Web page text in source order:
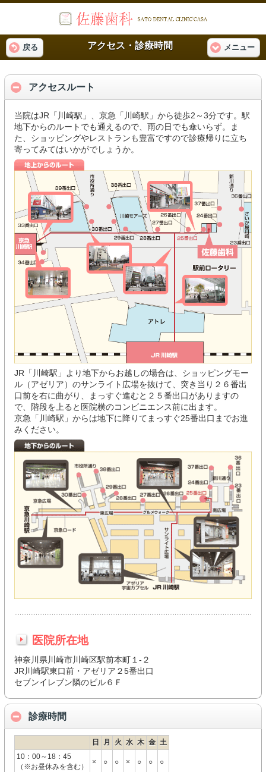
戻る アクセス・診療時間 メニュー
アクセスルート
当院はJR「川崎駅」、京急「川崎駅」から徒歩2～3分です。駅
地下からのルートでも通えるので、雨の日でも傘いらず。ま
た、ショッピングやレストランも豊富ですので診療帰りに立ち
寄ってみてはいかがでしょうか。
JR「川崎駅」より地下からお越しの場合は、ショッピングモー
ル（アゼリア）のサンライト広場を抜けて、突き当り２６番出
口前を右に曲がり、まっすぐ進むと２５番出口がありますの
で、階段を上ると医院横のコンビニエンス前に出ます。
京急「川崎駅」からは地下に降りてまっすぐ25番出口までお進
みください。
医院所在地
神奈川県川崎市川崎区駅前本町１-２
JR川崎駅東口前・アゼリア２5番出口
セブンイレブン隣のビル６Ｆ
診療時間
日 月 火 水 木 金 土
10：00～18：45
（※お昼休みを含む）
× ○ ○ × ○ ○ ○